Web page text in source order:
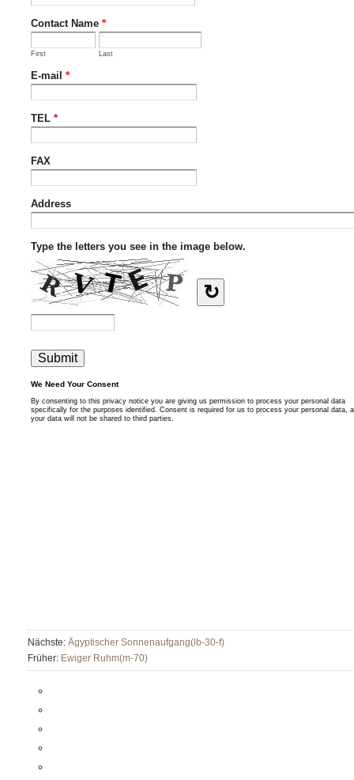
Nächste: Ägyptischer Sonnenaufgang(lb-30-f)
Früher: Ewiger Ruhm(m-70)